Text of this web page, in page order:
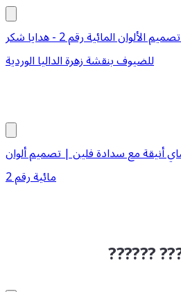
شمعة الصويا المعطرة - تصميم الألوان المائية رقم 2 - هدايا شكر
للضيوف بنقشة زهرة الداليا الوردية
أنيقة مع سدادة فلين | تصميم ألوان
مائية رقم 2
??????